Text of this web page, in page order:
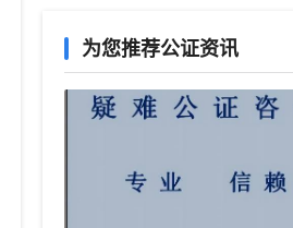
为您推荐公证资讯